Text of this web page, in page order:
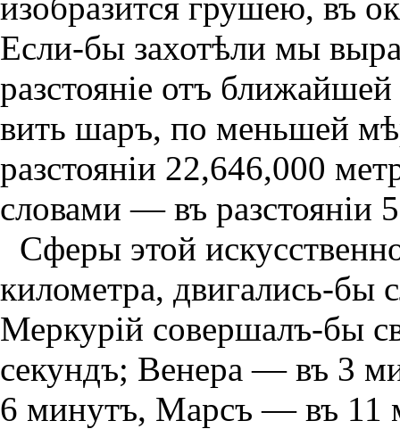
Если-бы захотѣли мы
разстоянiе отъ
вить шаръ, по меньшей
разстоянiи 22,646,000
словами — въ разстоянiи
Сферы этой
километра, двигались-
Меркурiй совершалъ-бы
секундъ; Венера — въ 3
6 минутъ, Марсъ — въ 11